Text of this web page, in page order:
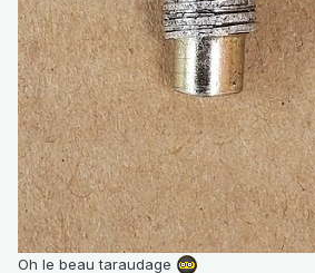
Oh le beau taraudage